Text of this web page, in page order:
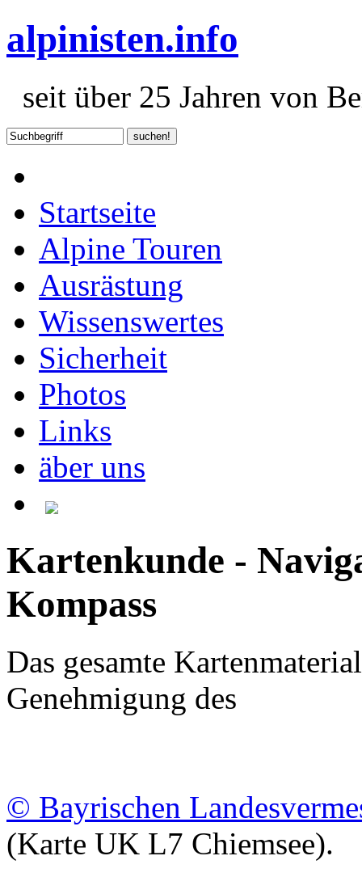
alpinisten.info
seit über 25 Jahren von
Startseite
Alpine Touren
Ausrästung
Wissenswertes
Sicherheit
Photos
Links
äber uns
Kartenkunde -
Kompass
Das gesamte
Genehmigung des
© Bayrischen
(Karte UK L7 Chiemsee).